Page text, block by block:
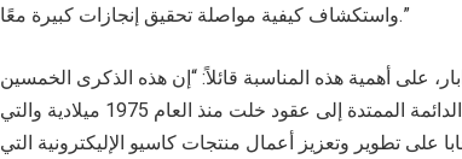
واستكشاف كيفية مواصلة تحقيق إنجازات كبيرة معًا.”
على أهمية هذه المناسبة قائلاً: “إن هذه الذكرى الخمسين
هي علامة فارقة مهمة لكاسيو وشهادة على شراكتنا الدائمة الممتدة إلى عقود خلت منذ العام 1975 ميلادية والتي
على تطوير وتعزيز أعمال منتجات كاسيو الإليكترونية التي